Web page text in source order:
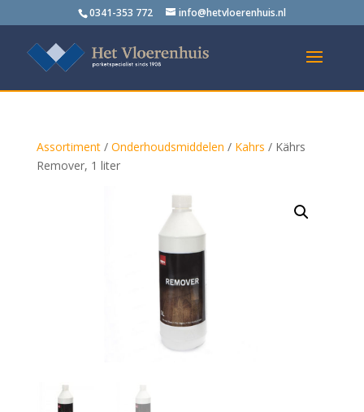
0341-353 772 info@hetvloerenhuis.nl
Assortiment/ Onderhoudsmiddelen / Kahrs / Kährs
Remover, 1 liter